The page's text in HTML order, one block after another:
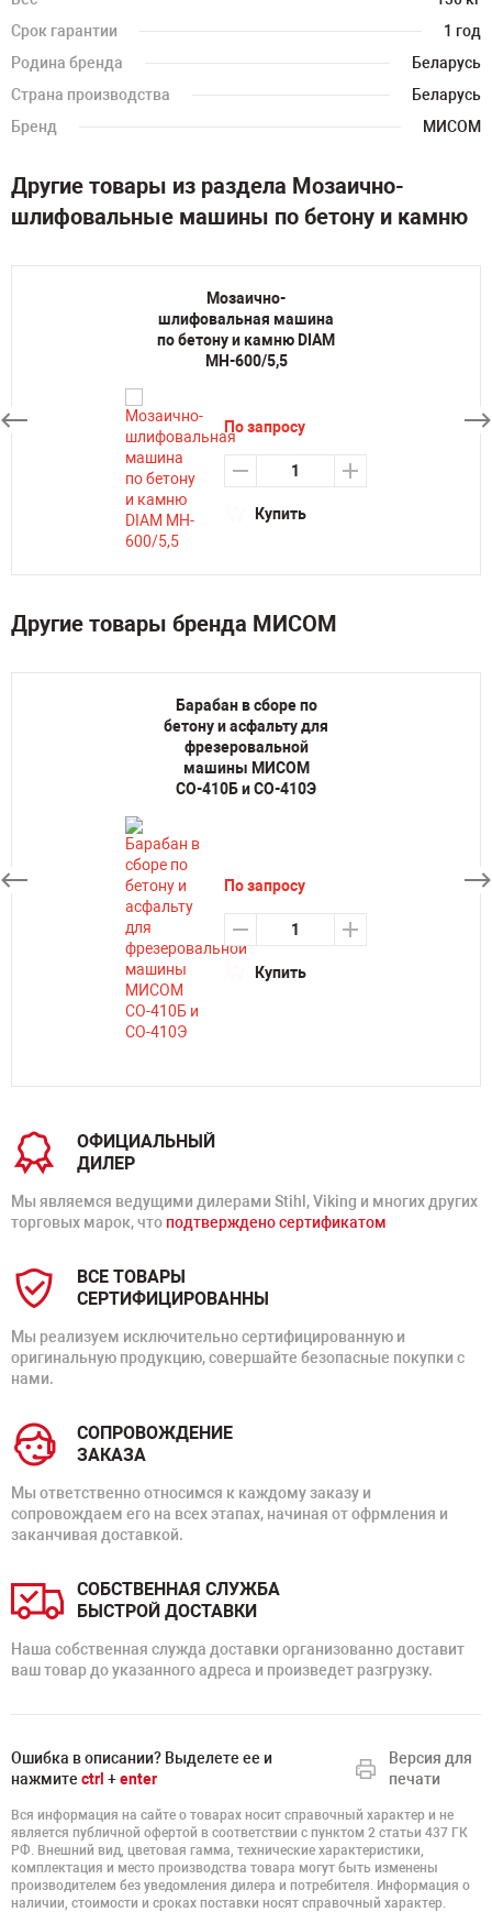
Срок гарантии
1 год
Родина бренда
Беларусь
Страна производства
Беларусь
Бренд
МИСОМ
Другие товары из раздела Мозаично-
шлифовальные машины по бетону и камню
Мозаично-
шлифовальная машина
по бетону и камню DIAM
MH-600/5,5
По запросу
Купить
Другие товары бренда МИСОМ
Барабан в сборе по
бетону и асфальту для
фрезеровальной
машины МИСОМ
СО-410Б и СО-410Э
По запросу
Купить
ОФИЦИАЛЬНЫЙ
ДИЛЕР
Мы являемся ведущими дилерами Stihl, Viking и многих других
торговых марок, что подтверждено сертификатом
ВСЕ ТОВАРЫ
СЕРТИФИЦИРОВАННЫ
Мы реализуем исключительно сертифицированную и
оригинальную продукцию, совершайте безопасные покупки с
нами.
СОПРОВОЖДЕНИЕ
ЗАКАЗА
Мы ответственно относимся к каждому заказу и
сопровождаем его на всех этапах, начиная от офрмления и
заканчивая доставкой.
СОБСТВЕННАЯ СЛУЖБА
БЫСТРОЙ ДОСТАВКИ
Наша собственная служда доставки организованно доставит
ваш товар до указанного адреса и произведет разгрузку.
Ошибка в описании? Выделете ее и
нажмите ctrl +enter
Версия для
печати
Вся информация на сайте о товарах носит справочный характер и не
является публичной офертой в соответствии с пунктом 2 статьи 437 ГК
РФ. Внешний вид, цветовая гамма, технические характеристики,
комплектация и место производства товара могут быть изменены
производителем без уведомления дилера и потребителя. Информация о
наличии, стоимости и сроках поставки носят справочный характер.